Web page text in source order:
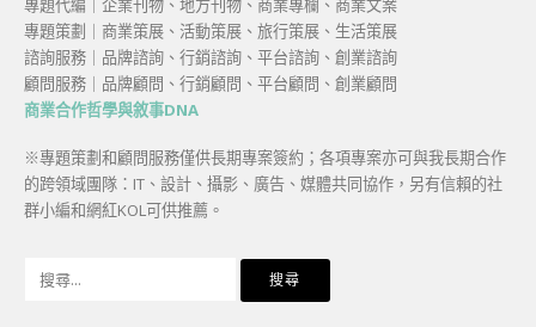
專題策劃｜商業策展、活動策展、旅行策展、生活策展
諮詢服務｜品牌諮詢、行銷諮詢、平台諮詢、創業諮詢
顧問服務｜品牌顧問、行銷顧問、平台顧問、創業顧問
商業合作哲學與敘事DNA
※專題策劃和顧問服務僅供長期專案簽約；各項專案亦可與我長期合作
的跨領域團隊：IT、設計、攝影、廣告、媒體共同協作，另有信賴的社
群小編和網紅KOL可供推薦。